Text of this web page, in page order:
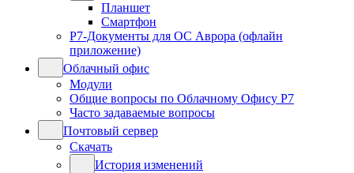
Планшет
Смартфон
Р7-Документы для ОС Аврора (офлайн
приложение)
Облачный офис
Модули
Общие вопросы по Облачному Офису Р7
Часто задаваемые вопросы
Почтовый сервер
Скачать
История изменений